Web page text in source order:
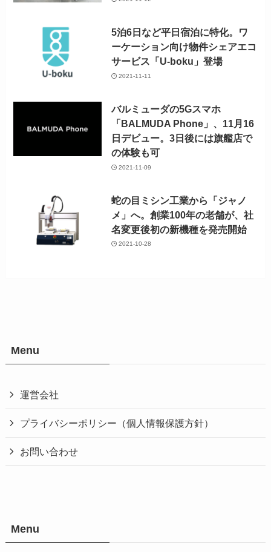
5泊6日など平日宿泊に特化。ワ
ーケーション向け物件シェアエコ
サービス「U-boku」登場
2021-11-11
バルミューダの5Gスマホ
「BALMUDA Phone」、11月16
日デビュー。3日後には旗艦店で
の体験も可
2021-11-09
蛇の目ミシン工業から「ジャノ
メ」へ。創業100年の老舗が、社
名変更後初の新機種を発売開始
2021-10-28
Menu
運営会社
プライバシーポリシー（個人情報保護方針）
お問い合わせ
Menu